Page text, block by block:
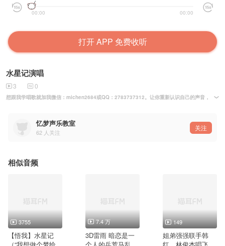
00:00 00:00
打开 APP 免费收听
水星记演唱
3 0
想跟我学唱歌就加我微信：michen2684或QQ：2783737312。让你重新认识自己的声音，迅速
忆梦声乐教室
62 人关注
关注
相似音频
3755
【悟我】水星记
7.4 万
3D雷雨 暗恋是一
149
姐弟强强联手韩